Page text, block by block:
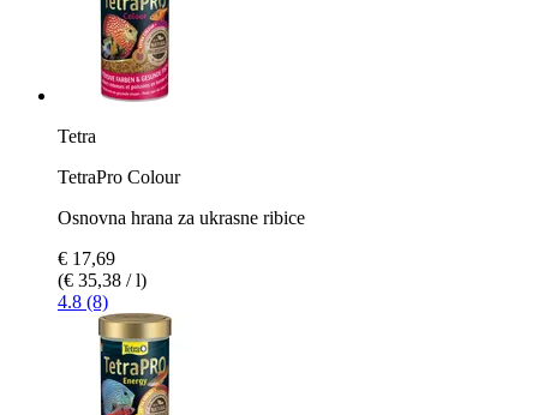
Tetra
TetraPro Colour
Osnovna hrana za ukrasne ribice
€ 17,69
(€ 35,38 / l)
4.8 (8)